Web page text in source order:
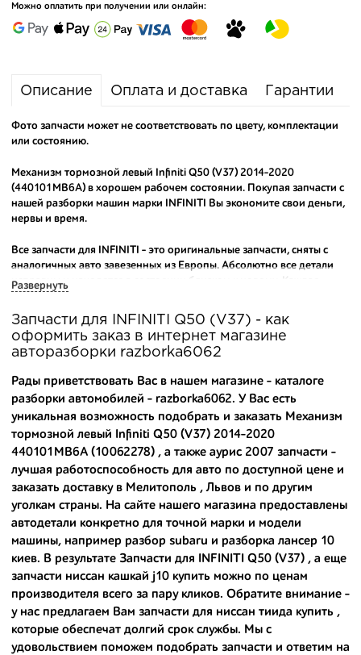
Можно оплатить при получении или онлайн:
Описание Оплата и доставка Гарантии
Фото запчасти может не соответствовать по цвету, комплектации
или состоянию.
Механизм тормозной левый Infiniti Q50 (V37) 2014-2020
(440101MB6A) в хорошем рабочем состоянии. Покупая запчасти с
нашей разборки машин марки INFINITI Вы экономите свои деньги,
нервы и время.
Все запчасти для INFINITI - это оригинальные запчасти, сняты с
аналогичных авто завезенных из Европы. Абсолютно все детали
исправны и находятся в состоянии близком к новому. Каждая
производителя.
Вашему вниманию предлагаем широкий ассортимент
автозапчастей дляINFINITI Q50 (V37) 2014-2017
популярных марок. Мы продаем оригинальные и
высококачественные запчасти, отказываясь от контрафактных
аналогов.
Многие наши оптовые клиенты рекомендуют именно нашу
разборку как надежного и проверенного продавца. Если вам
требуется приобрести оптовую партию деталей для японских
автомобилей, то консультанты нашего интернет-магазина
подберут вам товар и укомплектуют партию. Также мы поможем с
правильным выбором по каталогу автозапчастей.
Купить комплектующие для авто с разборки – хорошее решение.
Ведь наши запчасти:
- доступные по цене;
- сняты только с автомобилей, которые ездили по превосходным
европейским и японским дорогам;
Развернуть
Запчасти для INFINITI Q50 (V37) - как
оформить заказ в интернет магазине
авторазборки razborka6062
Рады приветствовать Вас в нашем магазине - каталоге
разборки автомобилей - razborka6062. У Вас есть
уникальная возможность подобрать и заказать Механизм
тормозной левый Infiniti Q50 (V37) 2014-2020
440101MB6A (10062278) , а также аурис 2007 запчасти -
лучшая работоспособность для авто по доступной цене и
заказать доставку в Мелитополь , Львов и по другим
уголкам страны. На сайте нашего магазина предоставлены
автодетали конкретно для точной марки и модели
машины, например разбор subaru и разборка лансер 10
киев. В результате Запчасти для INFINITI Q50 (V37) , а еще
запчасти ниссан кашкай j10 купить можно по ценам
производителя всего за пару кликов. Обратите внимание -
у нас предлагаем Вам запчасти для ниссан тиида купить ,
которые обеспечат долгий срок службы. Мы с
удовольствием поможем подобрать запчасти и ответим на